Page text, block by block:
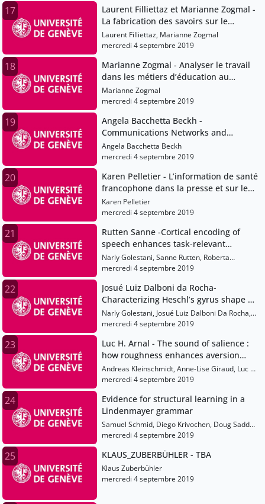
17
Laurent Filliettaz et Marianne Zogmal -
La fabrication des savoirs sur le
langage en interaction : regards
croisés sur les pratiques de la
éducatrices de l’enfance
Laurent Filliettaz, Marianne Zogmal
mercredi 4 septembre 2019
18
Marianne Zogmal - Analyser le travail
dans les métiers d’éducation au
prisme de la notion d’ostension
Marianne Zogmal
mercredi 4 septembre 2019
19
Angela Bacchetta Beckh -
Communications Networks and
Knowledge Management : the
innovation potential of Social Media
Angela Bacchetta Beckh
mercredi 4 septembre 2019
20
Karen Pelletier - L’information de santé
francophone dans la presse et sur les
médias sociaux : le cas de la
prévention et du contrôle des
Karen Pelletier
mercredi 4 septembre 2019
21
Rutten Sanne -Cortical encoding of
speech enhances task-relevant
acoustic information
Narly Golestani, Sanne Rutten, Roberta
Santoro, Elia Formisano, Alexis Hervais-
mercredi 4 septembre 2019
22
Josué Luiz Dalboni da Rocha-
Characterizing Heschl’s gyrus shape by
a Multivariate Concavity Amplitude
Index , , ,
Narly Golestani, Josué Luiz Dalboni Da Rocha,
Jan Benner, Peter Schneider
mercredi 4 septembre 2019
23
Luc H. Arnal - The sound of salience :
how roughness enhances aversion
throug
Andreas Kleinschmidt, Anne-Lise Giraud, Luc H.
Arnal, Laurent Spinelli, Pierre Mégevand
mercredi 4 septembre 2019
24
Evidence for structural learning in a
Lindenmayer grammar
Samuel Schmid, Diego Krivochen, Doug Saddy,
Julie Franck
mercredi 4 septembre 2019
25 KLAUS_ZUBERBÜHLER - TBA
Klaus Zuberbühler
mercredi 4 septembre 2019